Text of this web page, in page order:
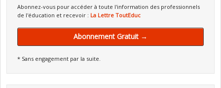
Abonnez-vous pour accéder à toute l'information des professionnels
de l'éducation et recevoir : La Lettre ToutEduc
Abonnement Gratuit →
* Sans engagement par la suite.